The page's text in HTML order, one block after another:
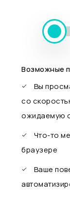
Возможные
Вы
со
ожидаемую
Что-то
браузере
Ваше